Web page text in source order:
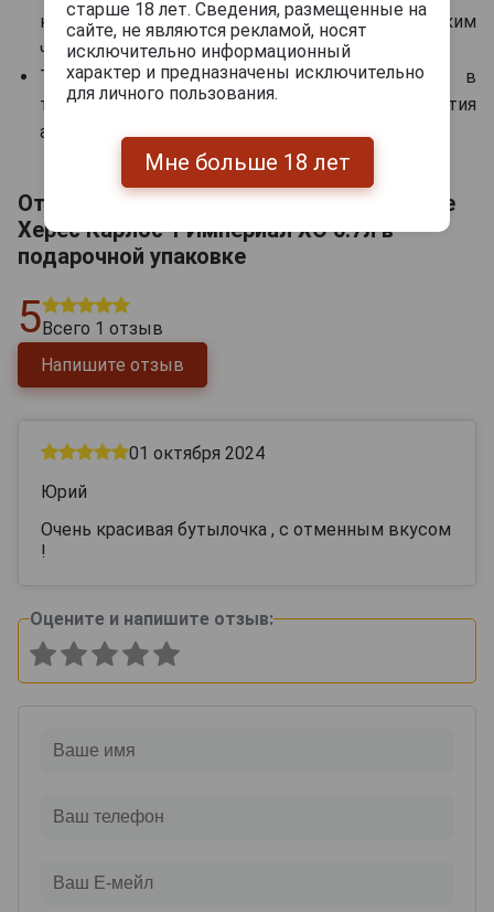
карамелью или инжиром, с сигарами и крепким
чёрным кофе.
Температура сервировки: 20-22 °C в
тюльпановидном снифтере для полного раскрытия
ароматических слоёв.
Отзывы на Carlos I Imperial XO Бренди де
Херес Карлос 1 Империал ХО 0.7л в
подарочной упаковке
5 Всего 1 отзыв
Напишите отзыв
01 октября 2024
Юрий
Очень красивая бутылочка , с отменным вкусом
!
Оцените и напишите отзыв:
старше 18 лет. Сведения, размещенные на
сайте, не являются рекламой, носят
исключительно информационный
характер и предназначены исключительно
для личного пользования.
Мне больше 18 лет